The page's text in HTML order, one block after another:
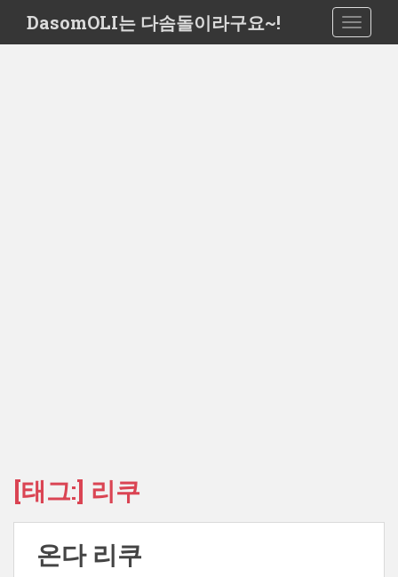
i
DasomOLI는 다솜돌이라구요~!
[태그:] 리쿠
온다 리쿠